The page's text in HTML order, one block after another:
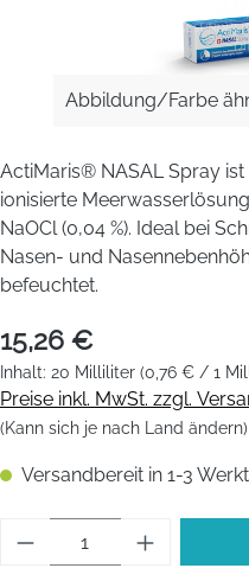
Abbildung/Farbe
ActiMaris® NASAL Spray
ionisierte
NaOCl (0,04 %). Ideal bei
Nasen- und
befeuchtet.
15,26 €
Inhalt: 20 Milliliter (0,76 € / 1
Preise inkl. MwSt. zzgl.
(Kann sich je nach Land ändern)
Versandbereit in 1-3
Produkt Anzahl: